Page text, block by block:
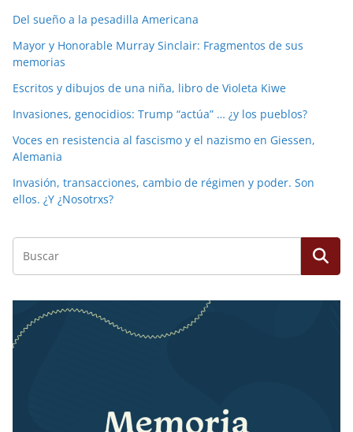
Del sueño a la pesadilla Americana
Mayor y Honorable Murray Sinclair: Fragmentos de sus
memorias
Escritos y dibujos de una niña, libro de Violeta Kiwe
Invasiones, genocidios: Trump “actúa” … ¿y los pueblos?
Voces en resistencia al fascismo y el nazismo en Giessen,
Alemania
Invasión, transacciones, cambio de régimen y poder. Son
ellos. ¿Y ¿Nosotrxs?